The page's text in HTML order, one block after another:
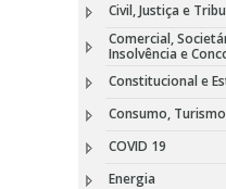
Civil, Justiça e
Comercial,
Insolvência e
Constitucional e
Consumo,
COVID 19
Energia